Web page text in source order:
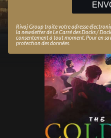
Rivaj Group traite votre adresse
la newsletter deLe Carré des Docks /
consentement à tout moment. Pour en
protection des données